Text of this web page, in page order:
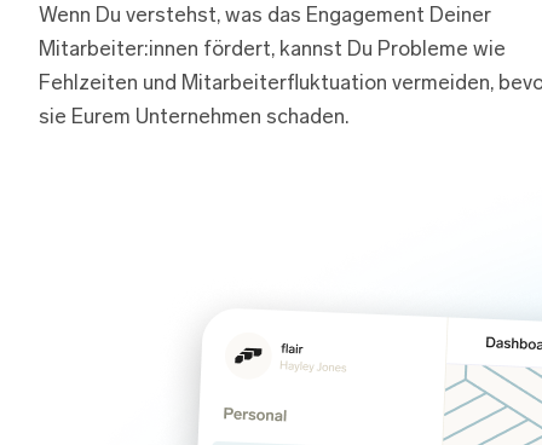
Wenn Du verstehst, was das Engagement Deiner
Mitarbeiter:innen fördert, kannst Du Probleme wie
Fehlzeiten und Mitarbeiterfluktuation vermeiden,
sie Eurem Unternehmen schaden.